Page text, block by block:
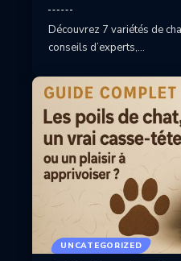
Découvrez 7 variétés de
conseils d’experts,…
UNCATEGORIZED